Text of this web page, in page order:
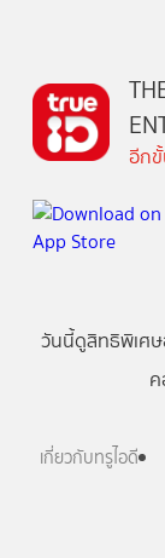
อีก
วันนี้ดูสิทธิพิเศษ
เกี่ยวกับทรูไอดี